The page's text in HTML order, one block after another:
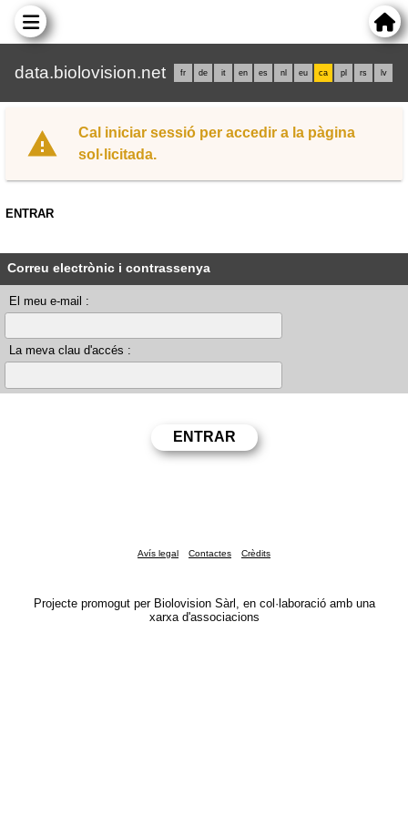
data.biolovision.net fr de it en es nl eu ca pl rs lv
Cal iniciar sessió per accedir a la pàgina
sol·licitada.
ENTRAR
Correu electrònic i contrassenya
El meu e-mail :
La meva clau d'accés :
Avís legal Contactes Crèdits
Projecte promogut per Biolovision Sàrl, en col·laboració amb una
xarxa d'associacions